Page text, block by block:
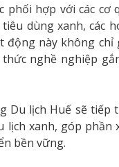
hợp với các cơ
dùng xanh, các
động này không
nghề nghiệp
lịch Huế sẽ tiếp
lịch xanh, góp
bền vững.